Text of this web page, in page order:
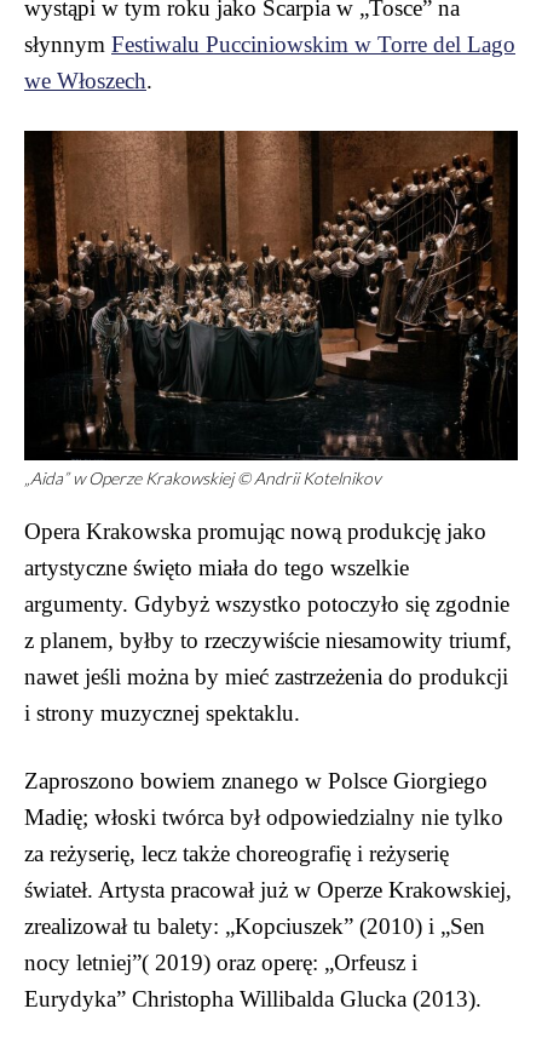
wystąpi w tym roku jako Scarpia w „Tosce” na
słynnym Festiwalu Pucciniowskim w Torre del Lago
we Włoszech.
„Aida” w Operze Krakowskiej © Andrii Kotelnikov
Opera Krakowska promując nową produkcję jako
artystyczne święto miała do tego wszelkie
argumenty. Gdybyż wszystko potoczyło się zgodnie
z planem, byłby to rzeczywiście niesamowity triumf,
nawet jeśli można by mieć zastrzeżenia do produkcji
i strony muzycznej spektaklu.
Zaproszono bowiem znanego w Polsce Giorgiego
Madię; włoski twórca był odpowiedzialny nie tylko
za reżyserię, lecz także choreografię i reżyserię
świateł. Artysta pracował już w Operze Krakowskiej,
zrealizował tu balety: „Kopciuszek” (2010) i „Sen
nocy letniej”( 2019) oraz operę: „Orfeusz i
Eurydyka” Christopha Willibalda Glucka (2013).